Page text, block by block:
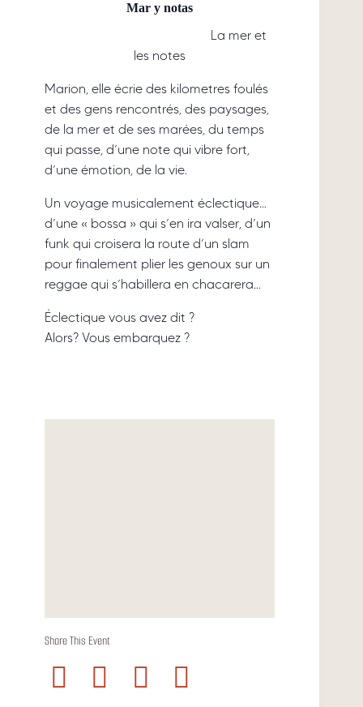
Mar y notas
La mer et
les notes
Marion, elle écrie des kilometres foulés
et des gens rencontrés, des paysages,
de la mer et de ses marées, du temps
qui passe, d’une note qui vibre fort,
d’une émotion, de la vie.
Un voyage musicalement éclectique…
d’une « bossa » qui s’en ira valser, d’un
funk qui croisera la route d’un slam
pour finalement plier les genoux sur un
reggae qui s’habillera en chacarera…
Éclectique vous avez dit ?
Alors? Vous embarquez ?
Share This Event